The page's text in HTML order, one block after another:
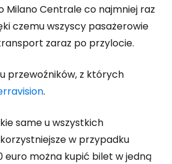
Milano Centrale co najmniej raz
czemu wszyscy pasażerowie
zaraz po przylocie.
przewoźników, z których
.
same u wszystkich
w przypadku
euro można kupić bilet w jedną